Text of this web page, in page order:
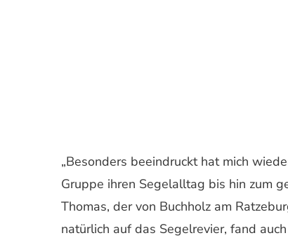
„Besonders beeindruckt hat mich
Gruppe ihren Segelalltag bis hin zum
Thomas, der von Buchholz am
natürlich auf das Segelrevier, fand